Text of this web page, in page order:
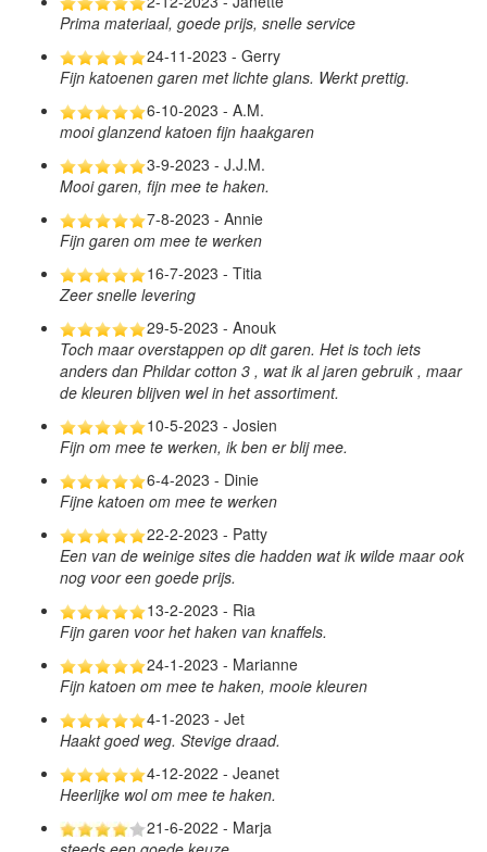
Prima materiaal, goede prijs, snelle service
24-11-2023 - Gerry
Fijn katoenen garen met lichte glans. Werkt prettig.
6-10-2023 - A.M.
mooi glanzend katoen fijn haakgaren
3-9-2023 - J.J.M.
Mooi garen, fijn mee te haken.
7-8-2023 - Annie
Fijn garen om mee te werken
16-7-2023 - Titia
Zeer snelle levering
29-5-2023 - Anouk
Toch maar overstappen op dit garen. Het is toch iets
anders dan Phildar cotton 3 , wat ik al jaren gebruik , maar
de kleuren blijven wel in het assortiment.
10-5-2023 - Josien
Fijn om mee te werken, ik ben er blij mee.
6-4-2023 - Dinie
Fijne katoen om mee te werken
22-2-2023 - Patty
Een van de weinige sites die hadden wat ik wilde maar ook
nog voor een goede prijs.
13-2-2023 - Ria
Fijn garen voor het haken van knaffels.
24-1-2023 - Marianne
Fijn katoen om mee te haken, mooie kleuren
4-1-2023 - Jet
Haakt goed weg. Stevige draad.
4-12-2022 - Jeanet
Heerlijke wol om mee te haken.
21-6-2022 - Marja